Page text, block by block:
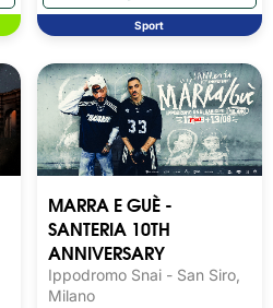
Sport
MARRA E GUÈ -
SANTERIA 10TH
ANNIVERSARY
Ippodromo Snai - San Siro,
Milano